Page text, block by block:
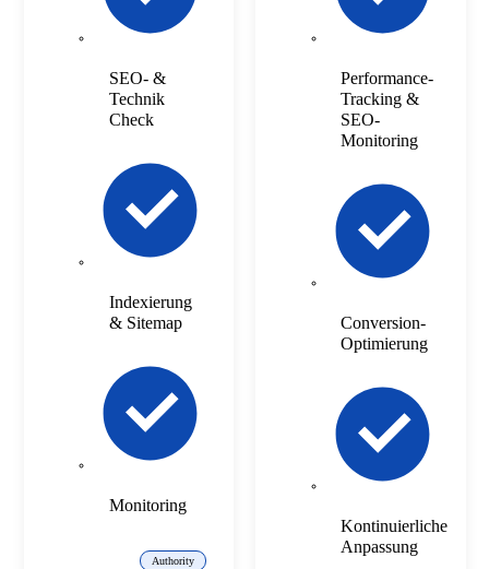
SEO- &
Technik
Check
Indexierung
& Sitemap
Monitoring
Authority
Performance-
Tracking &
SEO-
Monitoring
Conversion-
Optimierung
Kontinuierliche
Anpassung